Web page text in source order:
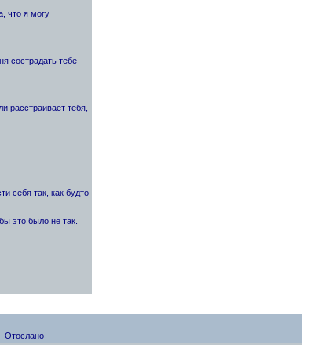
что я могу
сострадать тебе
расстраивает тебя,
себя так, как будто
это было не так.
Отослано